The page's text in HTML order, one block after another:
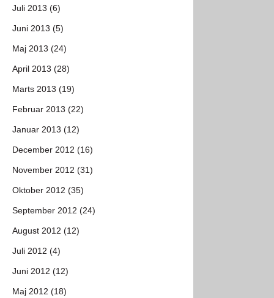
Juli 2013 (6)
Juni 2013 (5)
Maj 2013 (24)
April 2013 (28)
Marts 2013 (19)
Februar 2013 (22)
Januar 2013 (12)
December 2012 (16)
November 2012 (31)
Oktober 2012 (35)
September 2012 (24)
August 2012 (12)
Juli 2012 (4)
Juni 2012 (12)
Maj 2012 (18)